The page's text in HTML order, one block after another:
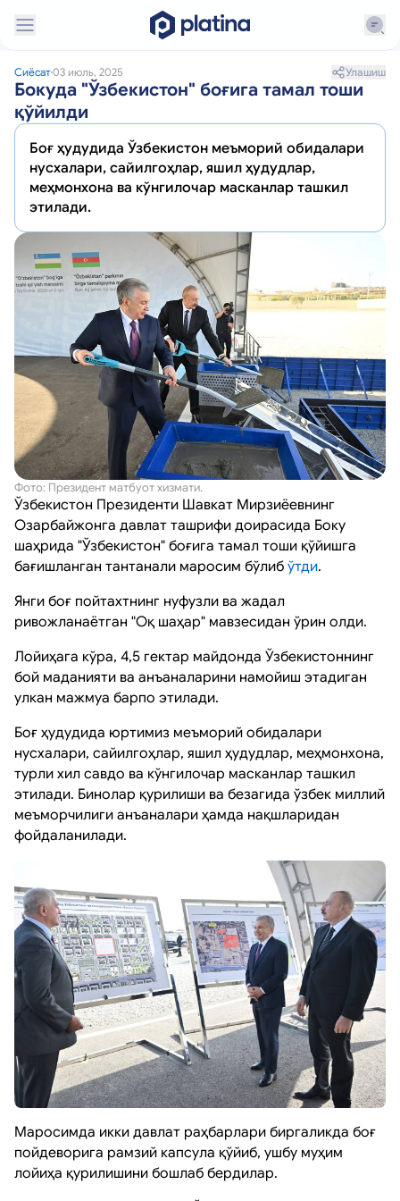
Сиёсат03 июль, 2025 Улашиш
Бокуда "Ўзбекистон" боғига тамал тоши
қўйилди
Боғ ҳудудида Ўзбекистон меъморий обидалари
нусхалари, сайилгоҳлар, яшил ҳудудлар,
меҳмонхона ва кўнгилочар масканлар ташкил
этилади.
Фото: Президент матбуот хизмати.
Ўзбекистон Президенти Шавкат Мирзиёевнинг
Озарбайжонга давлат ташрифи доирасида Боку
шаҳрида "Ўзбекистон" боғига тамал тоши қўйишга
бағишланган тантанали маросим бўлиб ўтди.
Янги боғ пойтахтнинг нуфузли ва жадал
ривожланаётган "Оқ шаҳар" мавзесидан ўрин олди.
Лойиҳага кўра, 4,5 гектар майдонда Ўзбекистоннинг
бой маданияти ва анъаналарини намойиш этадиган
улкан мажмуа барпо этилади.
Боғ ҳудудида юртимиз меъморий обидалари
нусхалари, сайилгоҳлар, яшил ҳудудлар, меҳмонхона,
турли хил савдо ва кўнгилочар масканлар ташкил
этилади. Бинолар қурилиши ва безагида ўзбек миллий
меъморчилиги анъаналари ҳамда нақшларидан
фойдаланилади.
Маросимда икки давлат раҳбарлари биргаликда боғ
пойдеворига рамзий капсула қўйиб, ушбу муҳим
лойиҳа қурилишини бошлаб бердилар.